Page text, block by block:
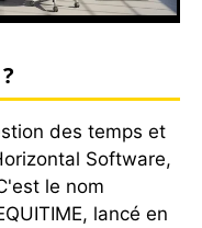
des temps et
Software,
le nom
lancé en